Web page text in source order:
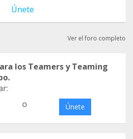
Únete
Ver el foro completo
los Teamers y Teaming
o Únete